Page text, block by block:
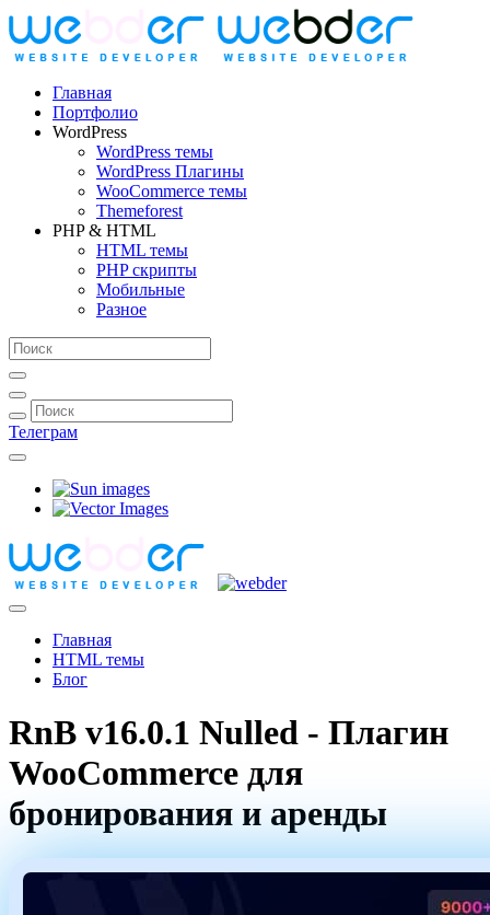
Главная
Портфолио
WordPress
WordPress темы
WordPress Плагины
WooCommerce темы
Themeforest
PHP & HTML
HTML темы
PHP скрипты
Мобильные
Разное
Телеграм
Главная
HTML темы
Блог
RnB v16.0.1 Nulled - Плагин
WooCommerce для
бронирования и аренды